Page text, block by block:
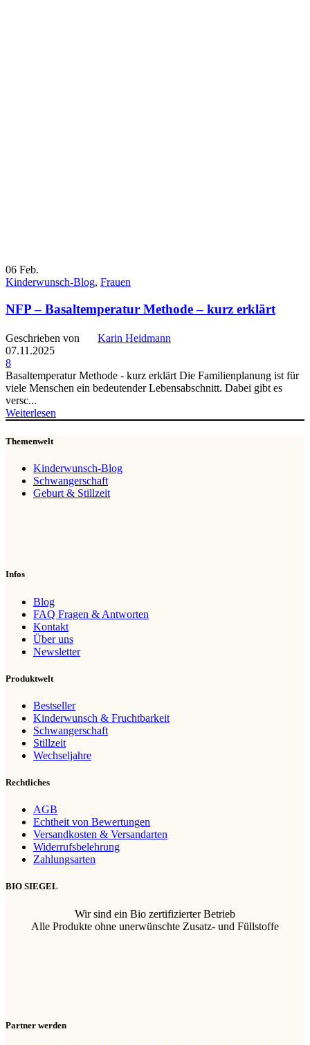
06 Feb.
Kinderwunsch-Blog, Frauen
NFP – Basaltemperatur Methode – kurz erklärt
Geschrieben von
Karin Heidmann
07.11.2025
8
Basaltemperatur Methode - kurz erklärt Die Familienplanung ist für
viele Menschen ein bedeutender Lebensabschnitt. Dabei gibt es
versc...
Weiterlesen
Themenwelt
Kinderwunsch-Blog
Schwangerschaft
Geburt & Stillzeit
Infos
Blog
FAQ Fragen & Antworten
Kontakt
Über uns
Newsletter
Produktwelt
Bestseller
Kinderwunsch & Fruchtbarkeit
Schwangerschaft
Stillzeit
Wechseljahre
Rechtliches
AGB
Echtheit von Bewertungen
Versandkosten & Versandarten
Widerrufsbelehrung
Zahlungsarten
BIO SIEGEL
Wir sind ein Bio zertifizierter Betrieb
Alle Produkte ohne unerwünschte Zusatz- und Füllstoffe
Partner werden